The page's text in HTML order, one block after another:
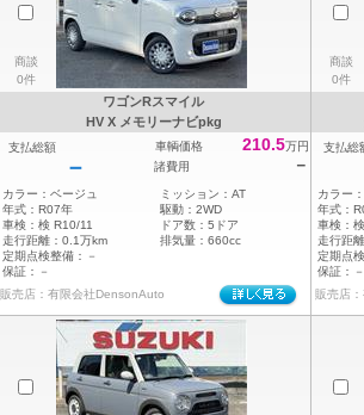
商談
0件
ワゴンRスマイル
HV X メモリーナビpkg
支払総額
－
車輌価格 210.5万円
諸費用
－
カラー： ベージュ ミッション： AT
年式： R07年 駆動： 2WD
車検： 検 R10/11 ドア数： 5ドア
走行距離： 0.1万km 排気量： 660cc
定期点検整備：
－
保証：
－
販売店：有限会社DensonAuto
商談
0件
支払総
カラー：
年式：
車検：
走行距離
定期点
保証：
－
販売店